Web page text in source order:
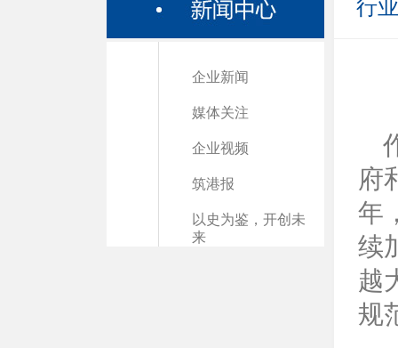
企业新闻
媒体关注
企业视频
筑港报
以史为鉴，开创未
来
行
府
年
续
越
规